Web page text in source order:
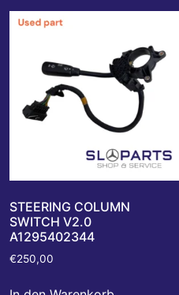
STEERING COLUMN
SWITCH V2.0
A1295402344
€250,00